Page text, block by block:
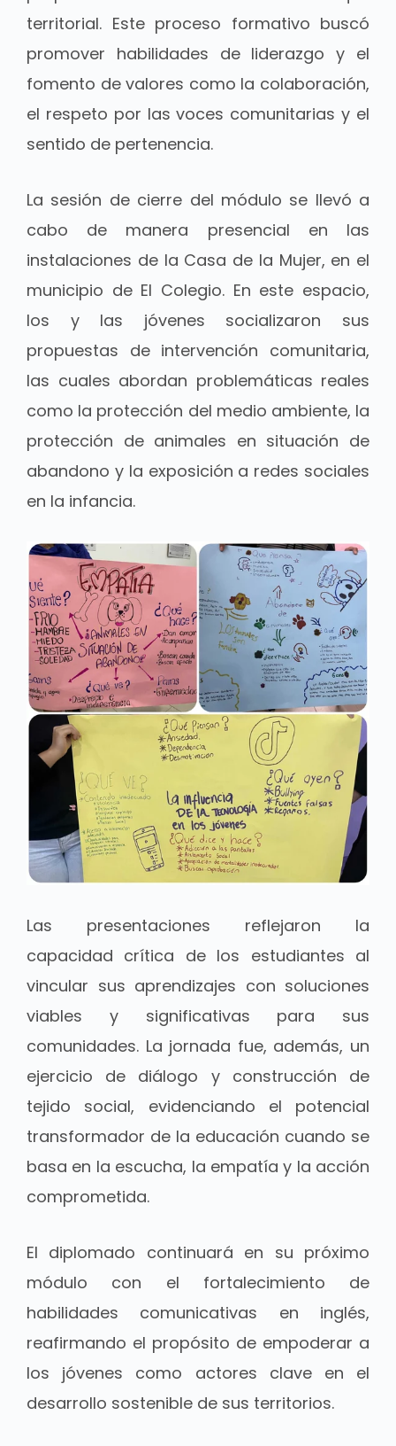
territorial. Este proceso formativo buscó
promover habilidades de liderazgo y el
fomento de valores como la colaboración,
el respeto por las voces comunitarias y el
sentido de pertenencia.
La sesión de cierre del módulo se llevó a
cabo de manera presencial en las
instalaciones de la Casa de la Mujer, en el
municipio de El Colegio. En este espacio,
los y las jóvenes socializaron sus
propuestas de intervención comunitaria,
las cuales abordan problemáticas reales
como la protección del medio ambiente, la
protección de animales en situación de
abandono y la exposición a redes sociales
en la infancia.
Las presentaciones reflejaron la
capacidad crítica de los estudiantes al
vincular sus aprendizajes con soluciones
viables y significativas para sus
comunidades. La jornada fue, además, un
ejercicio de diálogo y construcción de
tejido social, evidenciando el potencial
transformador de la educación cuando se
basa en la escucha, la empatía y la acción
comprometida.
El diplomado continuará en su próximo
módulo con el fortalecimiento de
habilidades comunicativas en inglés,
reafirmando el propósito de empoderar a
los jóvenes como actores clave en el
desarrollo sostenible de sus territorios.